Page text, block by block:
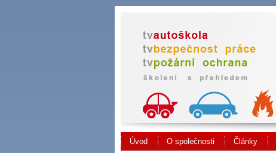
Úvod O společnosti Články